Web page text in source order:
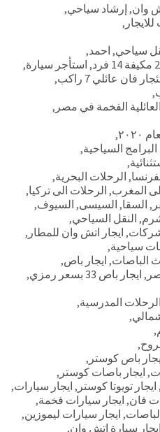
, إرشاد سياحي,
,
سياحي, احمد,
, استأجر سيارة,
فان عائلي 7 راكب
,
,
,
,
السياحية,
,
, الرحلات البحرية,
المغرب, الرحلات الى تركيا,
, السقا, السيسى, السيوف,
, النقل السياحي,
, ايجار اتش وان للمطار ,
سياحية,
الباصات, ايجار باص,
, ايجار باص 33 بسعر رمزي
,
,
,
,
,
باص كوستر ,
, ايجار باصات كوستر ,
, ايجار تويوتا كوستر , ايجار سيارات,
فان, ايجار سيارات فخمة,
, ايجار سيارات ليموزين,
ايجار سيارة اتش وان,